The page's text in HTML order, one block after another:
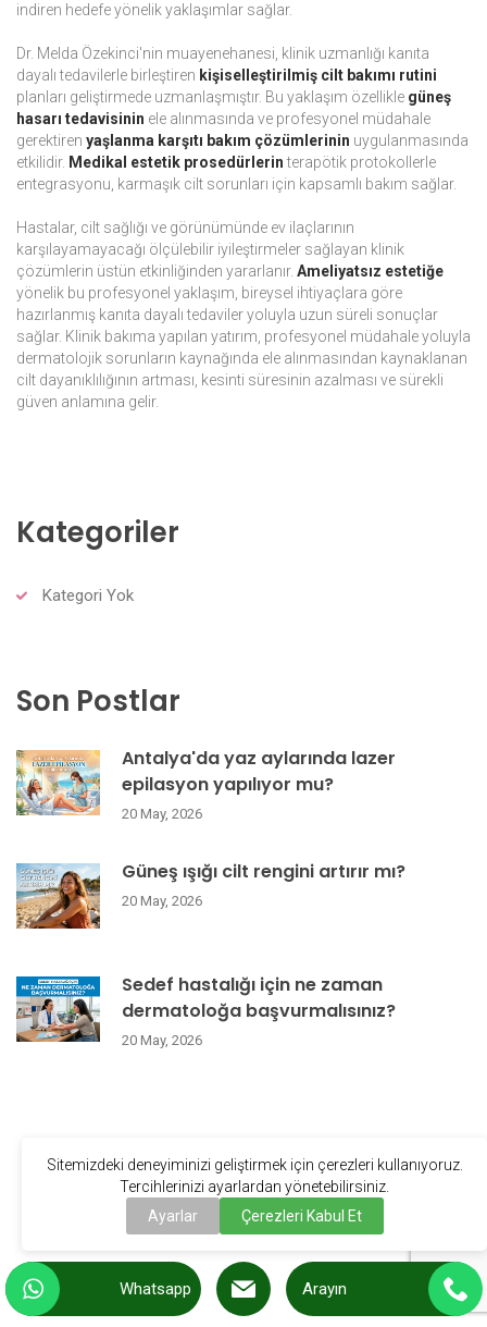
indiren hedefe yönelik yaklaşımlar sağlar.
Dr. Melda Özekinci'nin muayenehanesi, klinik uzmanlığı kanıta
dayalı tedavilerle birleştiren kişiselleştirilmiş cilt bakımı rutini
planları geliştirmede uzmanlaşmıştır. Bu yaklaşım özellikle güneş
hasarı tedavisinin ele alınmasında ve profesyonel müdahale
gerektiren yaşlanma karşıtı bakım çözümlerinin uygulanmasında
etkilidir. Medikal estetik prosedürlerinterapötik protokollerle
entegrasyonu, karmaşık cilt sorunları için kapsamlı bakım sağlar.
Hastalar, cilt sağlığı ve görünümünde ev ilaçlarının
karşılayamayacağı ölçülebilir iyileştirmeler sağlayan klinik
çözümlerin üstün etkinliğinden yararlanır. Ameliyatsız estetiğe
yönelik bu profesyonel yaklaşım, bireysel ihtiyaçlara göre
hazırlanmış kanıta dayalı tedaviler yoluyla uzun süreli sonuçlar
sağlar. Klinik bakıma yapılan yatırım, profesyonel müdahale yoluyla
dermatolojik sorunların kaynağında ele alınmasından kaynaklanan
cilt dayanıklılığının artması, kesinti süresinin azalması ve sürekli
güven anlamına gelir.
Kategoriler
Kategori Yok
Son Postlar
Antalya'da yaz aylarında lazer
epilasyon yapılıyor mu?
20 May, 2026
Güneş ışığı cilt rengini artırır mı?
20 May, 2026
Sedef hastalığı için ne zaman
dermatoloğa başvurmalısınız?
20 May, 2026
Whatsapp Arayın
Sitemizdeki deneyiminizi geliştirmek için çerezleri kullanıyoruz.
Tercihlerinizi ayarlardan yönetebilirsiniz.
Ayarlar
Çerezleri Kabul Et